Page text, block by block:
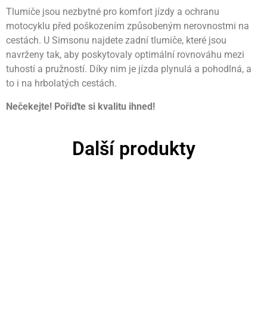
Tlumiče jsou nezbytné pro komfort jízdy a ochranu
motocyklu před poškozením způsobeným nerovnostmi na
cestách. U Simsonu najdete zadní tlumiče, které jsou
navrženy tak, aby poskytovaly optimální rovnováhu mezi
tuhostí a pružností. Díky nim je jízda plynulá a pohodlná, a
to i na hrbolatých cestách.
Nečekejte! Pořiďte si kvalitu ihned!
Další produkty